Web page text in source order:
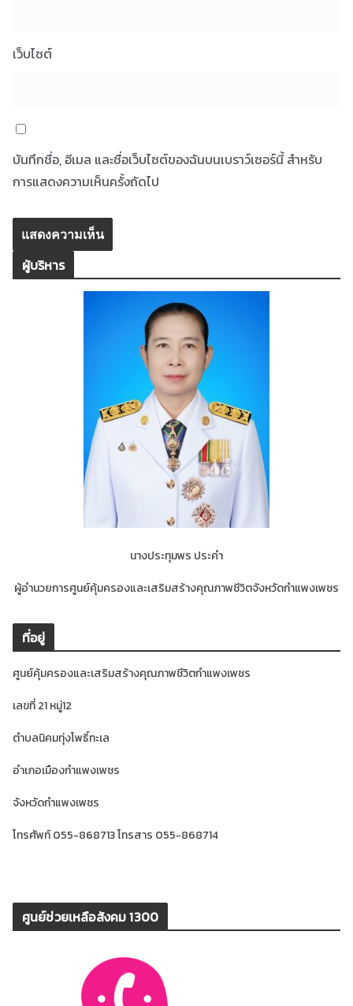
เว็บไซต์
บันทึกชื่อ, อีเมล และชื่อเว็บไซต์ของฉันบนเบราว์เซอร์นี้ สำหรับ
การแสดงความเห็นครั้งถัดไป
ผู้บริหาร
นางประทุมพร ประคำ
ผู้อำนวยการศูนย์คุ้มครองและเสริมสร้างคุณภาพชีวิตจังหวัดกำแพงเพชร
ที่อยู่
ศูนย์คุ้มครองและเสริมสร้างคุณภาพชีวิตกำแพงเพชร
เลขที่ 21 หมู่12
ตำบลนิคมทุ่งโพธิ์ทะเล
อำเภอเมืองกำแพงเพชร
จังหวัดกำแพงเพชร
โทรศัพท์ 055-868713 โทรสาร 055-868714
ศูนย์ช่วยเหลือสังคม 1300